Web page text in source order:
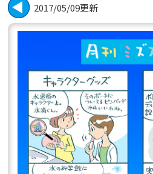
2017/05/09更新